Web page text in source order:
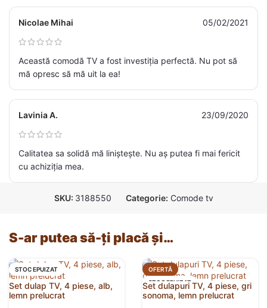
Nicolae Mihai 05/02/2021
Această comodă TV a fost investiția perfectă. Nu pot să
mă opresc să mă uit la ea!
Lavinia A. 23/09/2020
Calitatea sa solidă mă liniștește. Nu aș putea fi mai fericit
cu achiziția mea.
SKU: 3188550 Categorie: Comode tv
S-ar putea să-ți placă și…
STOC EPUIZAT
Set dulap TV, 4 piese, alb,
lemn prelucrat
OFERTĂ
STOC EPUIZAT
Set dulapuri TV, 4 piese, gri
sonoma, lemn prelucrat